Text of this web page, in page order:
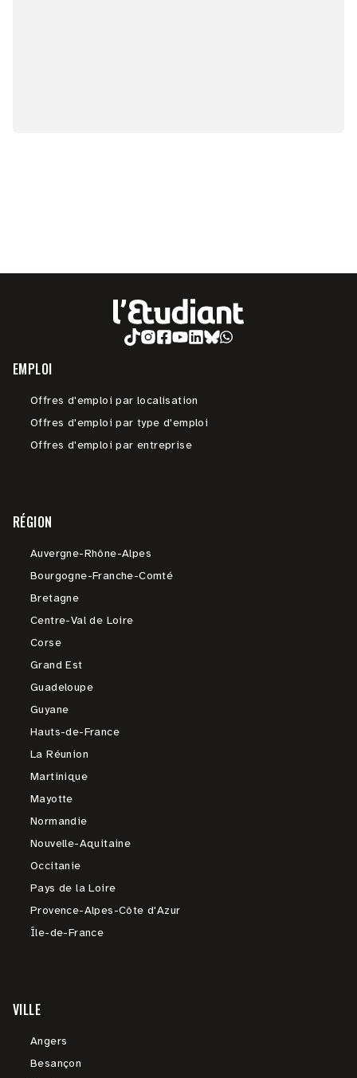
EMPLOI
Offres d'emploi par localisation
Offres d'emploi par type d'emploi
Offres d'emploi par entreprise
RÉGION
Auvergne-Rhône-Alpes
Bourgogne-Franche-Comté
Bretagne
Centre-Val de Loire
Corse
Grand Est
Guadeloupe
Guyane
Hauts-de-France
La Réunion
Martinique
Mayotte
Normandie
Nouvelle-Aquitaine
Occitanie
Pays de la Loire
Provence-Alpes-Côte d'Azur
Île-de-France
VILLE
Angers
Besançon